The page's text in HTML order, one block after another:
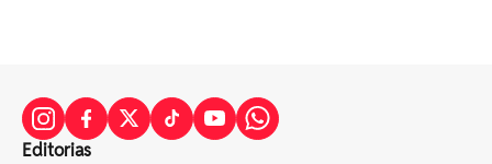
Editorias